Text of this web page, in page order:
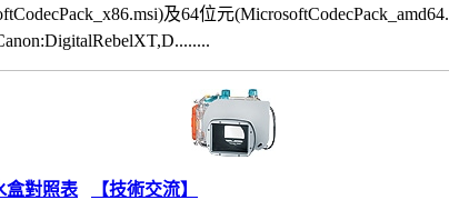
及64位元
盒對照表 【技術交流】